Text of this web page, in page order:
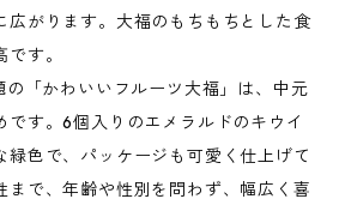
広がります。大福のもちもちとした食
す。
の「かわいいフルーツ大福」は、中元
です。6個入りのエメラルドのキウイ
緑色で、パッケージも可愛く仕上げて
まで、年齢や性別を問わず、幅広く喜